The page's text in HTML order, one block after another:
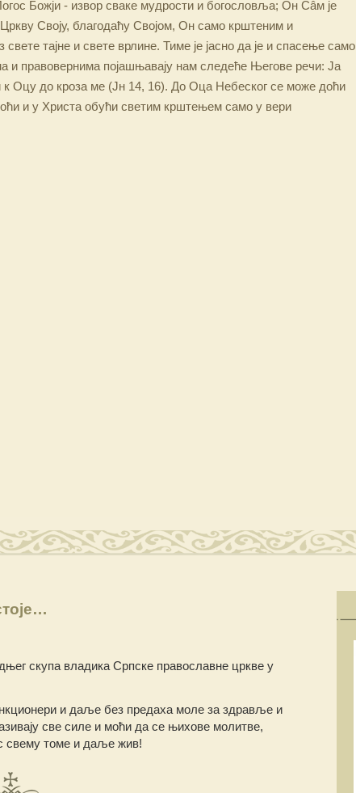
Божји - извор сваке мудрости и богословља; Он Сâм је
Своју, благодаћу Својом, Он само крштеним и
тајне и свете врлине. Тиме је јасно да је и спасење само
и правовернима појашњавају нам следеће Његове речи: Ја
к Оцу до кроза ме (Јн 14, 16). До Оца Небеског се може доћи
и у Христа обући светим крштењем само у вери
скупа владика Српске православне цркве у
и даље без предаха моле за здравље и
све силе и моћи да се њихове молитве,
свему томе и даље жив!